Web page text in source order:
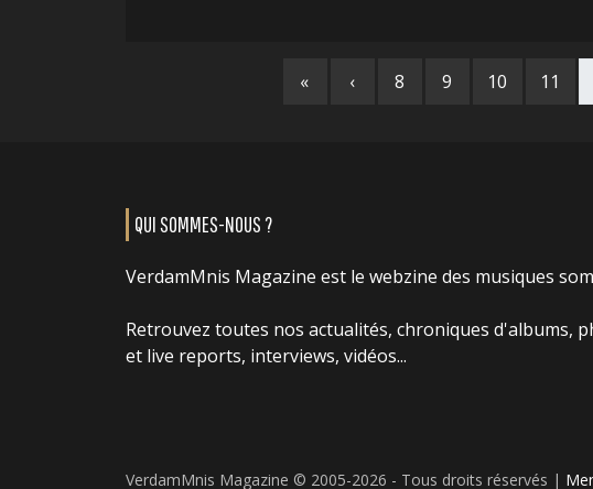
« ‹ 8 9 10 11
QUI SOMMES-NOUS ?
VerdamMnis Magazine est le webzine des musiques
Retrouvez toutes nos actualités, chroniques d'albums,
et live reports, interviews, vidéos...
VerdamMnis Magazine © 2005-2026 - Tous droits réservés |